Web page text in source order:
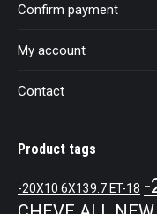
Confirm payment
My account
Contact
Product tags
-20X10 6X139.7 ET-18 -